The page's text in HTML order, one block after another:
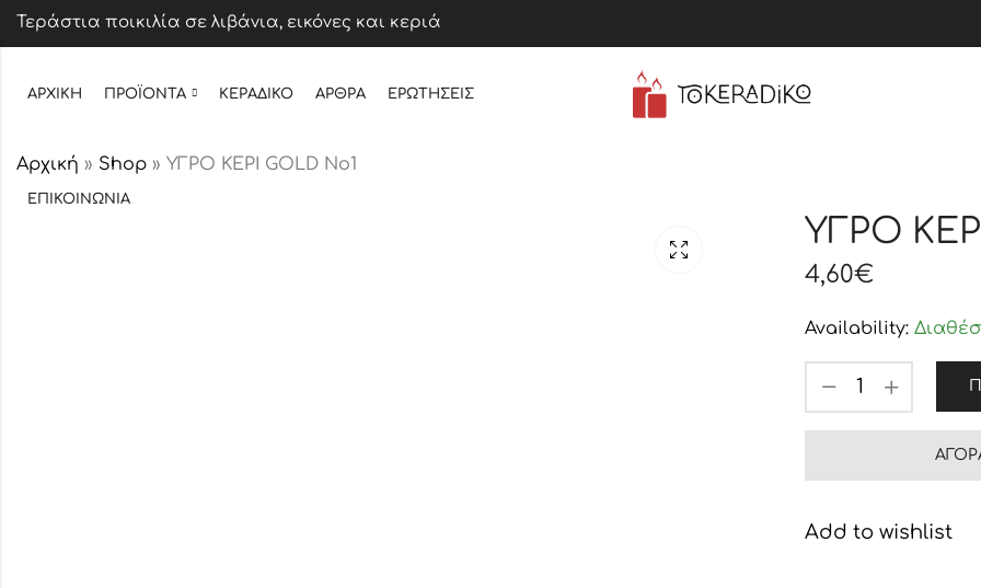
Τεράστια ποικιλία σε λιβάνια, εικόνες και κεριά
ΑΡΧΙΚΉ ΠΡΟΪΌΝΤΑ ΚΕΡΆΔΙΚΟ ΆΡΘΡΑ ΕΡΩΤΉΣΕΙΣ
ΕΠΙΚΟΙΝΩΝΊΑ
Αρχική » Shop » ΥΓΡΟ ΚΕΡΙ GOLD No1
ΥΓΡΟ
4,60€
Availability:
Add to wishlist